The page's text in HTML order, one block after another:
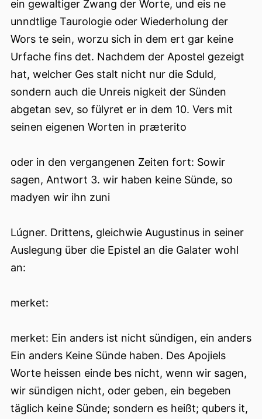
ein gewaltiger Zwang der Worte, und eis ne
unndtlige Taurologie oder Wiederholung der
Wors te sein, worzu sich in dem ert gar keine
Urfache fins det. Nachdem der Apostel gezeigt
hat, welcher Ges stalt nicht nur die Sduld,
sondern auch die Unreis nigkeit der Sünden
abgetan sev, so fülyret er in dem 10. Vers mit
seinen eigenen Worten in præterito
oder in den vergangenen Zeiten fort: Sowir
sagen, Antwort 3. wir haben keine Sünde, so
madyen wir ihn zuni
Lúgner. Drittens, gleichwie Augustinus in seiner
Auslegung über die Epistel an die Galater wohl
an:
merket:
merket: Ein anders ist nicht sündigen, ein anders
Ein anders Keine Sünde haben. Des Apojiels
Worte heissen einde bes nicht, wenn wir sagen,
wir sündigen nicht, oder geben, ein begeben
täglich keine Sünde; sondern es heißt; qubers it,